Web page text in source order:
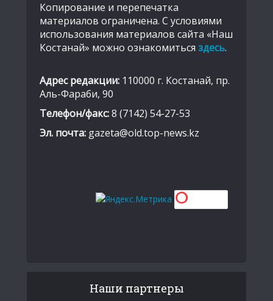
Копирование и перепечатка
материалов ограничена. С условиями
использования материалов сайта «Наш
Костанай» можно ознакомиться здесь.
Адрес редакции: 110000 г. Костанай, пр.
Аль-Фараби, 90
Телефон/факс:8 (7142) 54-27-53
Эл. почта: gazeta@old.top-news.kz
Наши партнеры